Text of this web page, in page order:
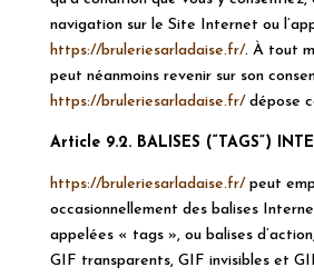
navigation sur le Site Internet ou
https://bruleriesarladaise.fr/. À tout
peut néanmoins revenir sur son
https://bruleriesarladaise.fr/dépose
Article 9.2. BALISES (“TAGS”)
https://bruleriesarladaise.fr/peut
occasionnellement des balises
appelées « tags », ou balises
GIF transparents, GIF invisibles et